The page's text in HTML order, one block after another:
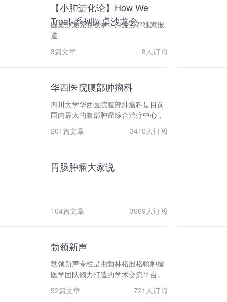
督管理局(SFDA)药物评审咨询专家、
国家卫计委合理用药专家委员会抗肿
瘤药专业组成员、卫计委癌痛规范化
治疗专家组副组长等。1996年和
1998年分别赴法国IGR和美国Fox
心进修。 主要学术任职包括中国抗癌
协会癌症康复与姑息治疗专业委员会
候任主任委员、临床试验专业委员会
副主任委员；CSCO常务理事、
CSCO免疫治疗专家委员会候任主
委；广东省抗癌协会化疗专业委员会
员会委院。 承担了多项国家、省级科
（2016YFC0905500）。擅长晚期肺
究，并发表了多篇改变诊疗指南的成
果。多次登上美国临床肿瘤学年会、
欧洲肿瘤内科学年会及世界肺癌大会
等做口头报告。近5年来以第一作者
或通讯作者在Lancet、Lancet
Oncology、JCO、JAMA
【小肺进化论】How We
Treat-系列圆桌沙龙会
圆桌沙龙完整收录，深度点评独家报
道
8人订阅
3篇文章
华西医院腹部肿瘤科
四川大学华西医院腹部肿瘤科是目前
国内最大的腹部肿瘤综合治疗中心，
为教育部重点学科、卫生部重点临床
专科。现有医护人员100余名，其中
名、护理人员48名。主病区位于第三
癌、胰腺癌、胆道肿瘤等）、泌尿生
肿瘤（卵巢癌、子宫颈癌、子宫内膜
癌、生殖细胞肿瘤）等腹部肿瘤的化
疗、放疗、介入、靶向、免疫治疗等
综合治疗。 我科高度重视多学科综合
治疗和生物标志物指导下的个体化治
疗模式，为了使每个我科住院病人都
3410人订阅
201篇文章
胃肠肿瘤大家说
3069人订阅
104篇文章
勃领新声
勃领新声专栏是由勃林格殷格翰肿瘤
医学团队倾力打造的学术交流平台。
我们专注于肺癌及其他各类癌症的临
床未满足需求，紧跟肿瘤新兴治疗靶
721人订阅
52篇文章